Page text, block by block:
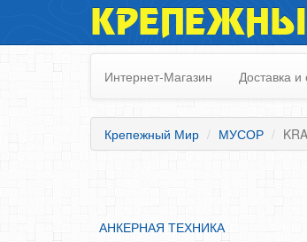
АНКЕРНАЯ ТЕХНИКА
МЕТРИЧЕСКИЙ КРЕПЕЖ
ДЮБЕЛЬНАЯ ТЕХНИКА
ПЕРФОРИРОВАННЫЙ КРЕПЕЖ
САМОРЕЗЫ, ШУРУПЫ
ЗАКЛЕПКИ
Интернет-Магазин Доставка и
Крепежный Мир МУСОР
АНКЕРНАЯ ТЕХНИКА